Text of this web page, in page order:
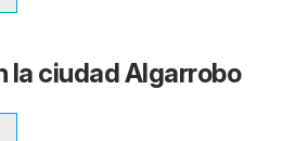
la ciudad Algarrobo